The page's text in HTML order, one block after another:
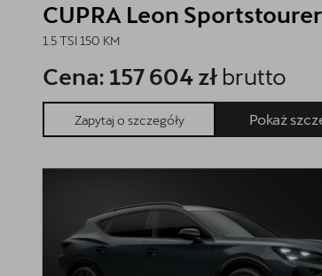
CUPRA Leon Sportstourer
1.5 TSI 150 KM
Cena: 157 604 zł brutto
Zapytaj o szczegóły Pokaż